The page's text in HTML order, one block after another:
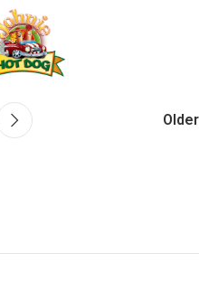
Older